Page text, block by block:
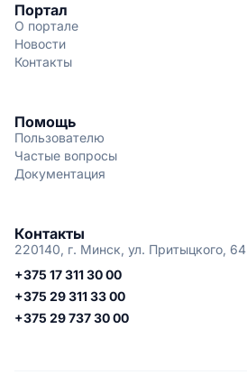
Портал
О портале
Новости
Контакты
Помощь
Пользователю
Частые вопросы
Документация
Контакты
220140, г. Минск, ул. Притыцкого, 64
+375 17 311 30 00
+375 29 311 33 00
+375 29 737 30 00